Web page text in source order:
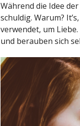
Während die Idee
schuldig. Warum?
verwendet, um Liebe.
und berauben sich